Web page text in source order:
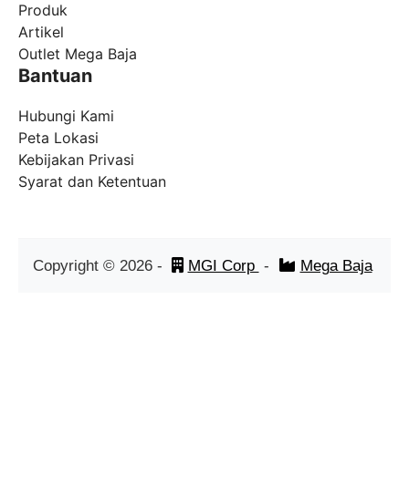
Produk
Artikel
Outlet Mega Baja
Bantuan
Hubungi Kami
Peta Lokasi
Kebijakan Privasi
Syarat dan Ketentuan
Copyright © 2026- MGI Corp - Mega Baja